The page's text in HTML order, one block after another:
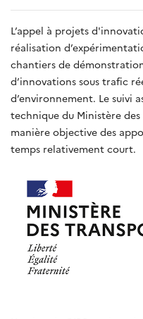
L’appel à projets
réalisation
chantiers de
d’innovations sous trafic
d’environnement. Le suivi
technique du Ministère
manière objective des
temps relativement court.